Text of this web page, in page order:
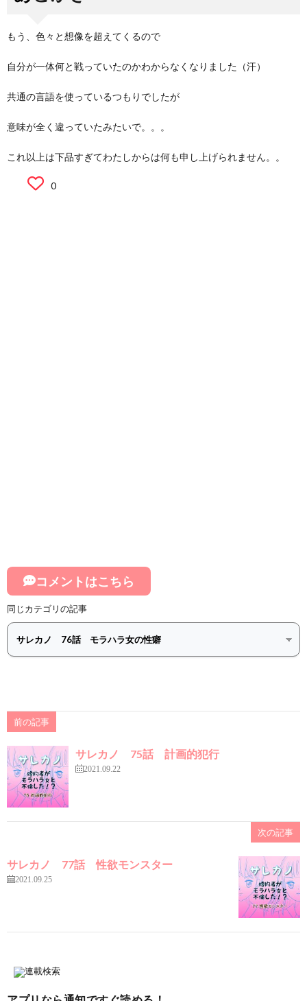
もう、色々と想像を超えてくるので
自分が一体何と戦っていたのかわからなくなりました（汗）
共通の言語を使っているつもりでしたが
意味が全く違っていたみたいで。。。
これ以上は下品すぎてわたしからは何も申し上げられません。。
0
コメントはこちら
同じカテゴリの記事
前の記事
サレカノ 75話 計画的犯行
2021.09.22
次の記事
サレカノ 77話 性欲モンスター
2021.09.25